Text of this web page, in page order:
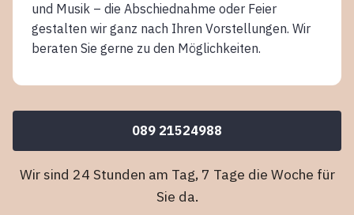
und Musik – die Abschiednahme oder Feier
gestalten wir ganz nach Ihren Vorstellungen. Wir
beraten Sie gerne zu den Möglichkeiten.
089 21524988
Wir sind 24 Stunden am Tag, 7 Tage die Woche für
Sie da.